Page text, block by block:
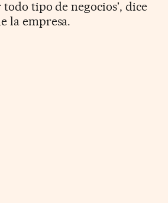
tipo de negocios', dice
la empresa.